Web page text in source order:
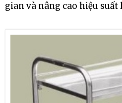
gian và nâng cao hiệu suất